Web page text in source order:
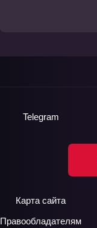
Telegram
Карта сайта
Правообладателям